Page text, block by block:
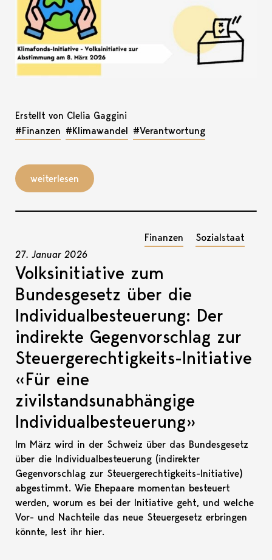
Erstellt von Clelia Gaggini
#Finanzen #Klimawandel #Verantwortung
weiterlesen
Finanzen Sozialstaat
27. Januar 2026
Volksinitiative zum
Bundesgesetz über die
Individualbesteuerung: Der
indirekte Gegenvorschlag zur
Steuergerechtigkeits-Initiative
«Für eine
zivilstandsunabhängige
Individualbesteuerung»
Im März wird in der Schweiz über das Bundesgesetz
über die Individualbesteuerung (indirekter
Gegenvorschlag zur Steuergerechtigkeits-Initiative)
abgestimmt. Wie Ehepaare momentan besteuert
werden, worum es bei der Initiative geht, und welche
Vor- und Nachteile das neue Steuergesetz erbringen
könnte, lest ihr hier.